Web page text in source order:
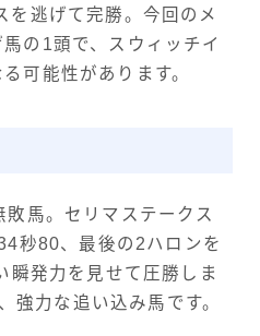
を逃げて完勝。今回のメ
の1頭で、スウィッチイ
可能性があります。
馬。セリマステークス
秒80、最後の2ハロンを
瞬発力を見せて圧勝しま
強力な追い込み馬です。